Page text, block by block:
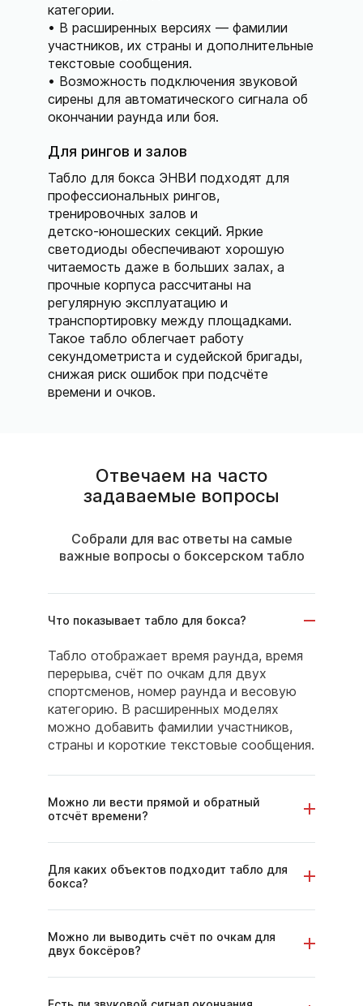
категории.
В расширенных версиях — фамилии
участников, их страны и дополнительные
текстовые сообщения.
Возможность подключения звуковой
сирены для автоматического сигнала об
окончании раунда или боя.
Для рингов и залов
Табло для бокса ЭНВИ подходят для
профессиональных рингов,
тренировочных залов и
детско‑юношеских секций. Яркие
светодиоды обеспечивают хорошую
читаемость даже в больших залах, а
прочные корпуса рассчитаны на
регулярную эксплуатацию и
транспортировку между площадками.
Такое табло облегчает работу
секундометриста и судейской бригады,
снижая риск ошибок при подсчёте
времени и очков.
Отвечаем на часто
задаваемые вопросы
Собрали для вас ответы на самые
важные вопросы о боксерском табло
Что показывает табло для бокса?
Табло отображает время раунда, время
перерыва, счёт по очкам для двух
спортсменов, номер раунда и весовую
категорию. В расширенных моделях
можно добавить фамилии участников,
страны и короткие текстовые сообщения.
Можно ли вести прямой и обратный
отсчёт времени?
Для каких объектов подходит табло для
бокса?
Можно ли выводить счёт по очкам для
двух боксёров?